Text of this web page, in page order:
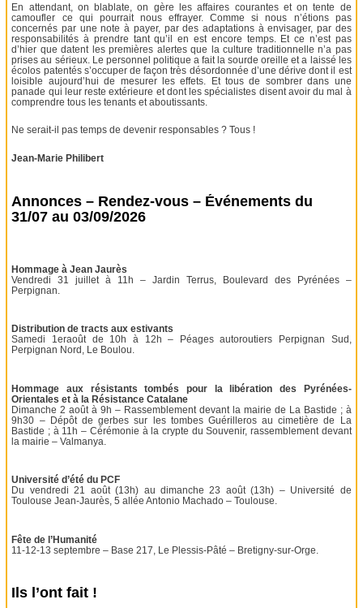
En attendant, on blablate, on gère les affaires courantes et on tente de
camoufler ce qui pourrait nous effrayer. Comme si nous n’étions pas
concernés par une note à payer, par des adaptations à envisager, par des
responsabilités à prendre tant qu’il en est encore temps. Et ce n’est pas
d’hier que datent les premières alertes que la culture traditionnelle n’a pas
prises au sérieux. Le personnel politique a fait la sourde oreille et a laissé les
écolos patentés s’occuper de façon très désordonnée d’une dérive dont il est
loisible aujourd’hui de mesurer les effets. Et tous de sombrer dans une
panade qui leur reste extérieure et dont les spécialistes disent avoir du mal à
comprendre tous les tenants et aboutissants.
Ne serait-il pas temps de devenir responsables ? Tous !
Jean-Marie Philibert
Annonces – Rendez-vous – Événements du
31/07 au 03/09/2026
Hommage à Jean Jaurès
Vendredi 31 juillet à 11h – Jardin Terrus, Boulevard des Pyrénées –
Perpignan.
Distribution de tracts aux estivants
Samedi 1eraoût de 10h à 12h – Péages autoroutiers Perpignan Sud,
Perpignan Nord, Le Boulou.
Hommage aux résistants tombés pour la libération des Pyrénées-
Orientales et à la Résistance Catalane
Dimanche 2 août à 9h – Rassemblement devant la mairie de La Bastide ; à
9h30 – Dépôt de gerbes sur les tombes Guérilleros au cimetière de La
Bastide ; à 11h – Cérémonie à la crypte du Souvenir, rassemblement devant
la mairie – Valmanya.
Université d’été du PCF
Du vendredi 21 août (13h) au dimanche 23 août (13h) – Université de
Toulouse Jean-Jaurès, 5 allée Antonio Machado – Toulouse.
Fête de l’Humanité
11-12-13 septembre – Base 217, Le Plessis-Pâté – Bretigny-sur-Orge.
Ils l’ont fait !